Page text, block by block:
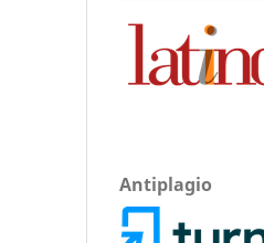
Antiplagio